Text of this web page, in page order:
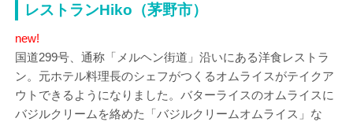
レストランHiko（茅野市）
new!
国道299号、通称「メルヘン街道」沿いにある洋食レストラ
ン。元ホテル料理長のシェフがつくるオムライスがテイクア
ウトできるようになりました。バターライスのオムライスに
バジルクリームを絡めた「バジルクリームオムライス」な